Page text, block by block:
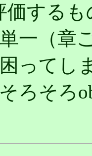
価する
一（章
ってし
ろそろ